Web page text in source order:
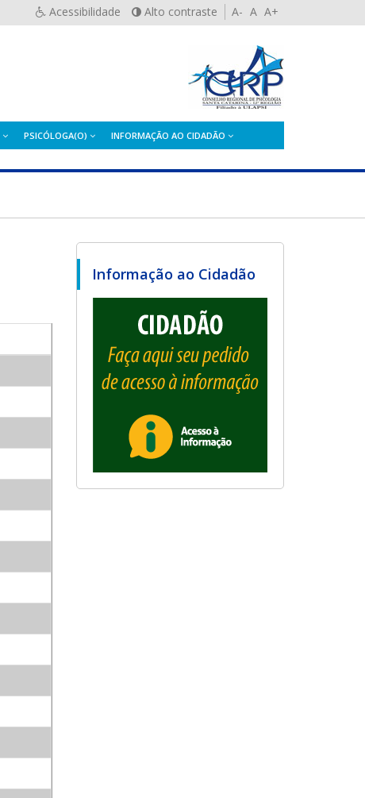
Acessibilidade Alto contraste A- A A+
PSICÓLOGA(O) INFORMAÇÃO AO CIDADÃO
Informação ao Cidadão